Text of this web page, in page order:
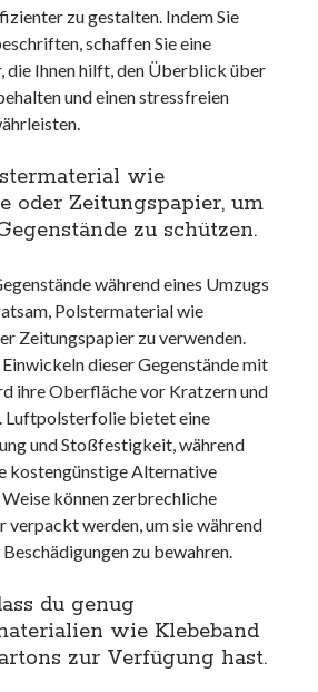
zu gestalten. Indem Sie
schaffen Sie eine
die Ihnen hilft, den Überblick über
und einen stressfreien
wie
oder Zeitungspapier, um
zu schützen.
während eines Umzugs
Polstermaterial wie
Zeitungspapier zu verwenden.
dieser Gegenstände mit
ihre Oberfläche vor Kratzern und
Luftpolsterfolie bietet eine
und Stoßfestigkeit, während
kostengünstige Alternative
können zerbrechliche
verpackt werden, um sie während
zu bewahren.
du genug
wie Klebeband
zur Verfügung hast.